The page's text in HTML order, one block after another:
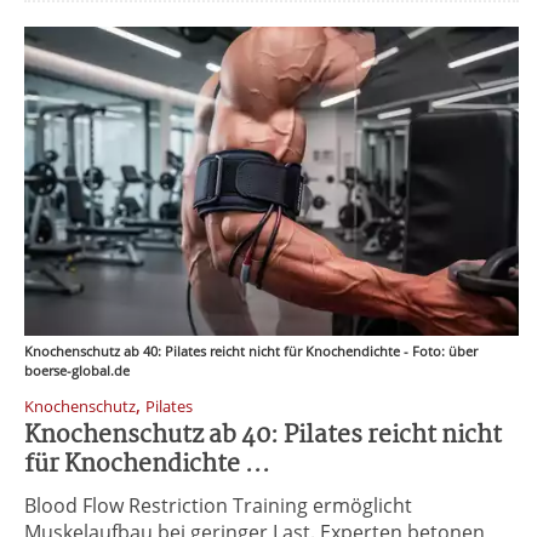
Knochenschutz ab 40: Pilates reicht nicht für Knochendichte - Foto: über
boerse-global.de
Knochenschutz, Pilates
Knochenschutz ab 40: Pilates reicht nicht
für Knochendichte ...
Blood Flow Restriction Training ermöglicht